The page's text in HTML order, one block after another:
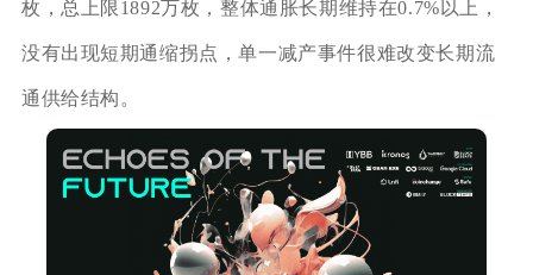
枚，总上限1892万枚，整体通胀长期维持在0.7%以上，
没有出现短期通缩拐点，单一减产事件很难改变长期流
通供给结构。